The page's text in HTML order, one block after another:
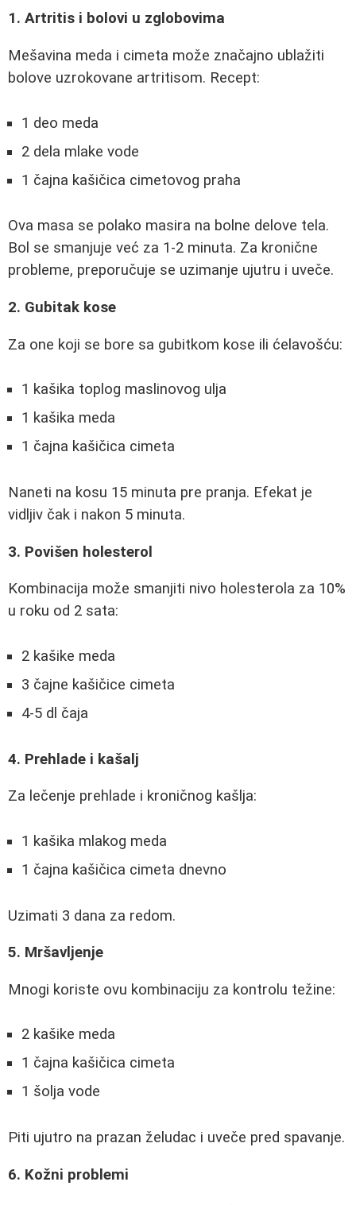
1. Artritis i bolovi u zglobovima
Mešavina meda i cimeta može značajno ublažiti
bolove uzrokovane artritisom. Recept:
1 deo meda
2 dela mlake vode
1 čajna kašičica cimetovog praha
Ova masa se polako masira na bolne delove tela.
Bol se smanjuje već za 1-2 minuta. Za kronične
probleme, preporučuje se uzimanje ujutru i uveče.
2. Gubitak kose
Za one koji se bore sa gubitkom kose ili ćelavošću:
1 kašika toplog maslinovog ulja
1 kašika meda
1 čajna kašičica cimeta
Naneti na kosu 15 minuta pre pranja. Efekat je
vidljiv čak i nakon 5 minuta.
3. Povišen holesterol
Kombinacija može smanjiti nivo holesterola za 10%
u roku od 2 sata:
2 kašike meda
3 čajne kašičice cimeta
4-5 dl čaja
4. Prehlade i kašalj
Za lečenje prehlade i kroničnog kašlja:
1 kašika mlakog meda
1 čajna kašičica cimeta dnevno
Uzimati 3 dana za redom.
5. Mršavljenje
Mnogi koriste ovu kombinaciju za kontrolu težine:
2 kašike meda
1 čajna kašičica cimeta
1 šolja vode
Piti ujutro na prazan želudac i uveče pred spavanje.
6. Kožni problemi